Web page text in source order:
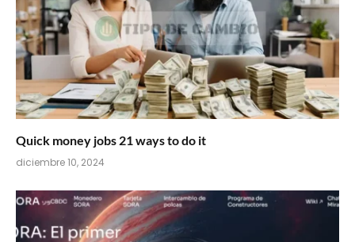
Quick money jobs 21 ways to do it
diciembre 10, 2024